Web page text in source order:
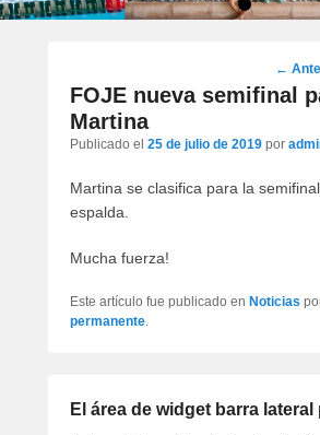
•
por
←
FOJE nueva semifinal
Martina
Publicado el 25 de julio de 2019 por
Martina se clasifica para la
espalda.
Mucha fuerza!
Este artículo fue publicado en Noticias
permanente.
El área de widget barra lateral